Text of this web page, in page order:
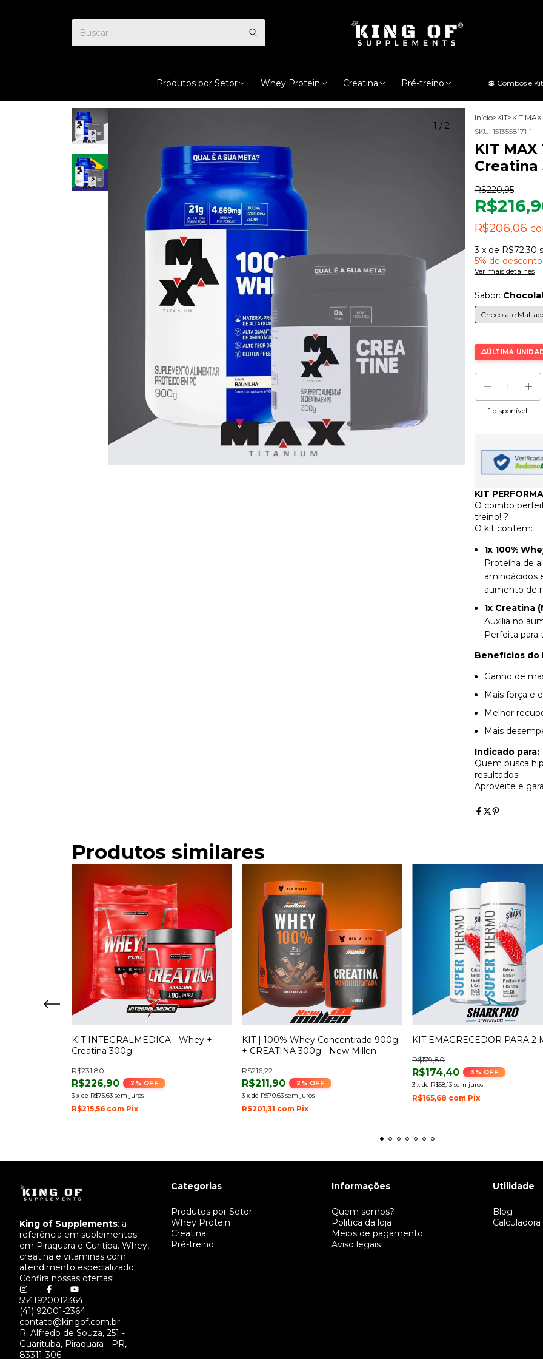
Produtos por Setor Whey Protein Creatina Pré-treino 💲 Combos e Kit
1 / 2
Início>KIT>KIT
SKU: 1513558171-1
KIT
Creatina
R$220,95
R$206,06
3 x de R$72,30
5% de desconto
Ver mais detalhes
Sabor:
Chocolate
ÚLTIMA
1 disponível
KIT
O combo
treino! ?
O kit contém:
1x 100%
Proteína de
aminoácidos
aumento de
1x Creatina
Auxilia no
Perfeita para
Benefícios do
Ganho de
Mais força e
Melhor
Mais
Indicado para:
Quem busca
resultados.
Aproveite e
Produtos similares
KIT INTEGRALMEDICA - Whey +
Creatina 300g
R$226,90
R$231,80
2 % OFF
3 x de R$75,63 sem juros
R$215,56 com Pix
KIT | 100% Whey Concentrado 900g
+ CREATINA 300g - New Millen
R$211,90
R$216,22
2 % OFF
3 x de R$70,63 sem juros
R$201,31 com Pix
KIT EMAGRECEDOR PARA 2
R$174,40
R$179,80
3 % OFF
3 x de R$58,13 sem juros
R$165,68 com Pix
King of Supplements: a
referência em suplementos
em Piraquara e Curitiba. Whey,
creatina e vitaminas com
atendimento especializado.
Confira nossas ofertas!
5541920012364
(41) 92001-2364
contato@kingof.com.br
R. Alfredo de Souza, 251 -
Guarituba, Piraquara - PR,
83311-306
Categorias
Produtos por Setor
Whey Protein
Creatina
Pré-treino
Informações
Quem somos?
Politica da loja
Meios de pagamento
Aviso legais
Utilidade
Blog